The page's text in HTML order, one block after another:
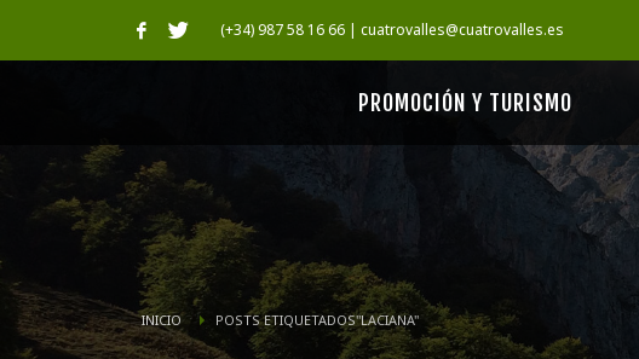
(+34) 987 58 16 66 | cuatrovalles@cuatrovalles.es
PROMOCIÓN Y TURISMO
INICIO POSTS ETIQUETADOS"LACIANA"